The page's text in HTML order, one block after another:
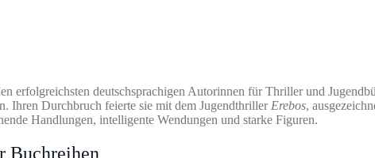
erfolgreichsten deutschsprachigen Autorinnen für Thriller und
Ihren Durchbruch feierte sie mit dem Jugendthriller Erebos,
Handlungen, intelligente Wendungen und starke Figuren.
Buchreihen